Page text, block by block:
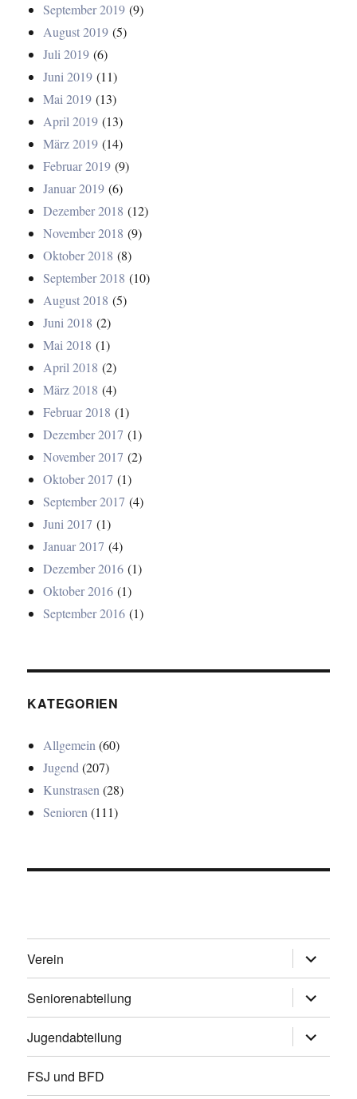
September 2019 (9)
August 2019 (5)
Juli 2019 (6)
Juni 2019 (11)
Mai 2019 (13)
April 2019 (13)
März 2019 (14)
Februar 2019 (9)
Januar 2019 (6)
Dezember 2018 (12)
November 2018 (9)
Oktober 2018 (8)
September 2018 (10)
August 2018 (5)
Juni 2018 (2)
Mai 2018 (1)
April 2018 (2)
März 2018 (4)
Februar 2018 (1)
Dezember 2017 (1)
November 2017 (2)
Oktober 2017 (1)
September 2017 (4)
Juni 2017 (1)
Januar 2017 (4)
Dezember 2016 (1)
Oktober 2016 (1)
September 2016 (1)
KATEGORIEN
Allgemein (60)
Jugend (207)
Kunstrasen (28)
Senioren (111)
Verein
öffnen
Seniorenabteilung
öffnen
Jugendabteilung
öffnen
FSJ und BFD